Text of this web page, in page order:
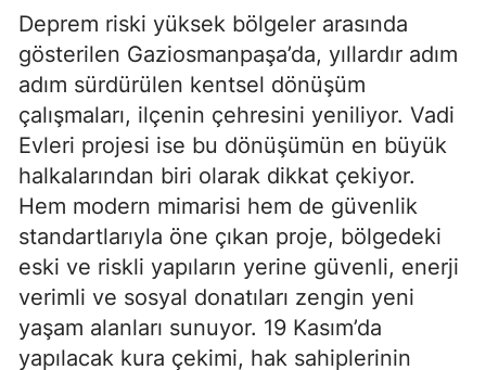
Deprem riski yüksek bölgeler arasında
gösterilen Gaziosmanpaşa’da, yıllardır adım
adım sürdürülen kentsel dönüşüm
çalışmaları, ilçenin çehresini yeniliyor. Vadi
Evleri projesi ise bu dönüşümün en büyük
halkalarından biri olarak dikkat çekiyor.
Hem modern mimarisi hem de güvenlik
standartlarıyla öne çıkan proje, bölgedeki
eski ve riskli yapıların yerine güvenli, enerji
verimli ve sosyal donatıları zengin yeni
yaşam alanları sunuyor. 19 Kasım’da
yapılacak kura çekimi, hak sahiplerinin